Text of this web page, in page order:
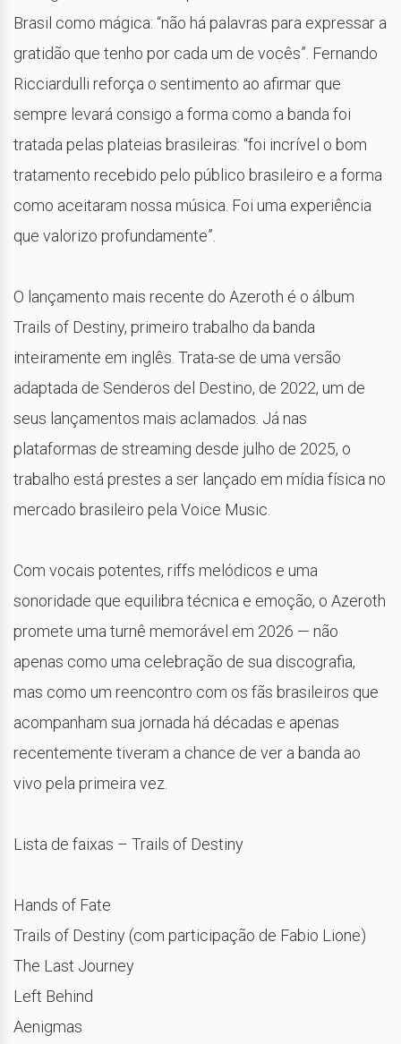
Brasil como mágica: “não há palavras para expressar a
gratidão que tenho por cada um de vocês”. Fernando
Ricciardulli reforça o sentimento ao afirmar que
sempre levará consigo a forma como a banda foi
tratada pelas plateias brasileiras: “foi incrível o bom
tratamento recebido pelo público brasileiro e a forma
como aceitaram nossa música. Foi uma experiência
que valorizo profundamente”.
O lançamento mais recente do Azeroth é o álbum
Trails of Destiny, primeiro trabalho da banda
inteiramente em inglês. Trata-se de uma versão
adaptada de Senderos del Destino, de 2022, um de
seus lançamentos mais aclamados. Já nas
plataformas de streaming desde julho de 2025, o
trabalho está prestes a ser lançado em mídia física no
mercado brasileiro pela Voice Music.
Com vocais potentes, riffs melódicos e uma
sonoridade que equilibra técnica e emoção, o Azeroth
promete uma turnê memorável em 2026 — não
apenas como uma celebração de sua discografia,
mas como um reencontro com os fãs brasileiros que
acompanham sua jornada há décadas e apenas
recentemente tiveram a chance de ver a banda ao
vivo pela primeira vez.
Lista de faixas – Trails of Destiny
Hands of Fate
Trails of Destiny (com participação de Fabio Lione)
The Last Journey
Left Behind
Aenigmas